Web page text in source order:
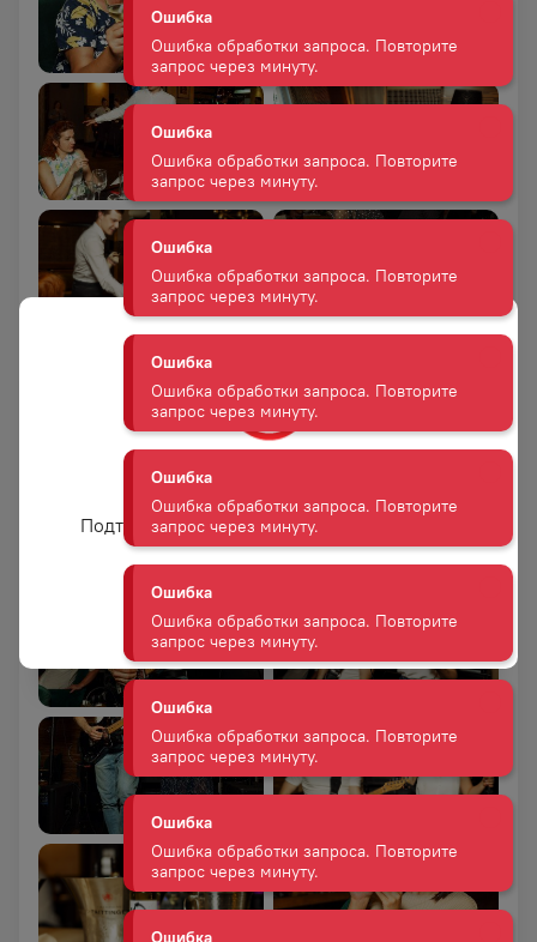
Ошибка
Ошибка обработки запроса. Повторите
запрос через минуту.
Ошибка
Ошибка обработки запроса. Повторите
запрос через минуту.
Ошибка
Ошибка обработки запроса. Повторите
запрос через минуту.
Ошибка
Ошибка обработки запроса. Повторите
запрос через минуту.
Ошибка
Ошибка обработки запроса. Повторите
запрос через минуту.
Ошибка
Ошибка обработки запроса. Повторите
запрос через минуту.
Ошибка
Ошибка обработки запроса. Повторите
запрос через минуту.
Ошибка
Ошибка обработки запроса. Повторите
запрос через минуту.
Вам уже есть 18 лет?
Подтвердите возраст для просмотра сайта